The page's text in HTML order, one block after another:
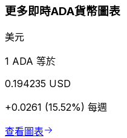
更多即時ADA貨幣圖表
美元
1 ADA 等於
0.194235 USD
+0.0261 (15.52%) 每週
查看圖表